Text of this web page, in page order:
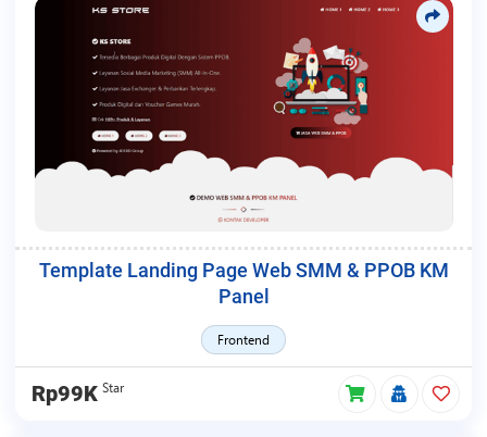
Template Landing Page Web SMM & PPOB KM
Panel
Frontend
Rp99K Star